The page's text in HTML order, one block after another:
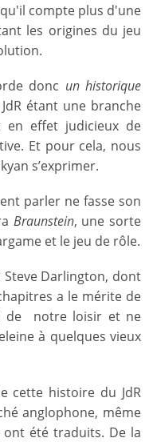
compte plus d'une
les origines du jeu
donc un historique
JdR étant une branche
en effet judicieux de
Et pour cela, nous
s’exprimer.
parler ne fasse son
Braunstein, une sorte
et le jeu de rôle.
Darlington, dont
a le mérite de
de notre loisir et ne
à quelques vieux
cette histoire du JdR
anglophone, même
été traduits. De la